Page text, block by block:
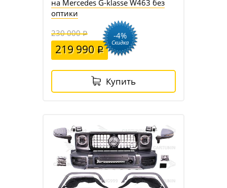
на Mercedes G-klasse W463 без
оптики
230 000
219 990
-4%
Скидка
Купить